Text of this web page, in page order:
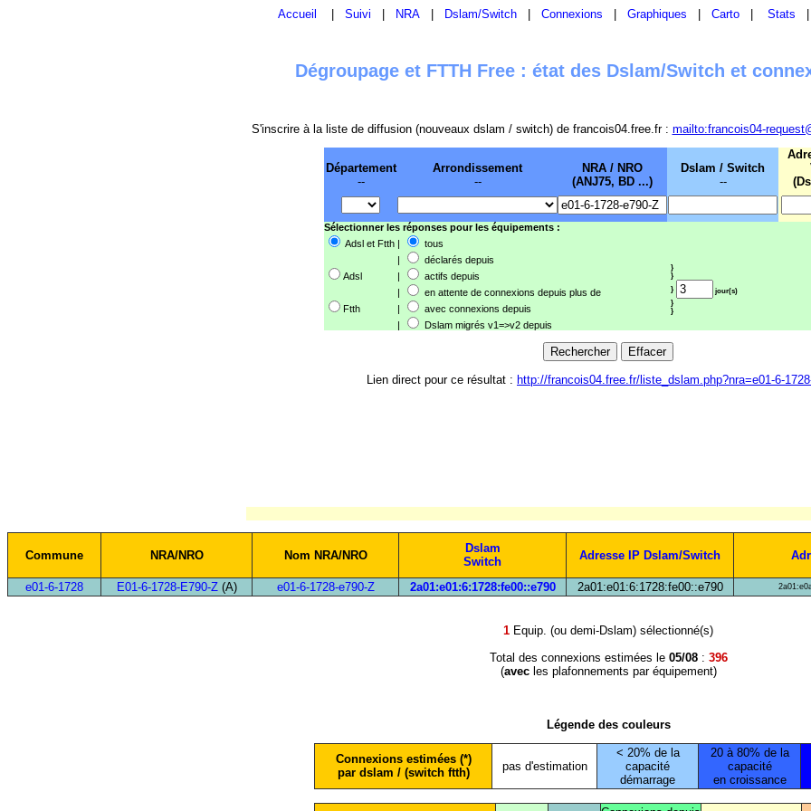
Accueil Suivi NRA Dslam/Switch Connexions Graphiques Carto Stats
Dégroupage et FTTH Free : état des Dslam/Switch et
S'inscrire à la liste de diffusion (nouveaux dslam / switch) de francois04.free.fr : mailto:francois04-
Département
--
Arrondissement
--
NRA / NRO
(ANJ75, BD ...)
Dslam / Switch
--
Sélectionner les réponses pour les équipements :
Adsl et Ftth |
tous
|
déclarés depuis
}
}
}
jour(s)
}
}
Adsl |
actifs depuis
|
en attente de connexions depuis plus de
Ftth
|
avec connexions depuis
|
Dslam migrés v1=>v2 depuis
Lien direct pour ce résultat : http://francois04.free.fr/liste_dslam.php?nra=e01-6-
Commune NRA/NRO Nom NRA/NRO
Dslam
Switch
Adresse IP Dslam/Switch
e01-6-1728
E01-6-1728-E790-Z(A) e01-6-1728-e790-Z 2a01:e01:6:1728:fe00::e790 2a01:e01:6:1728:fe00::e790
1 Equip. (ou demi-Dslam) sélectionné(s)
Total des connexions estimées le 05/08: 396
(avecles plafonnements par équipement)
Légende des couleurs
Connexions estimées (*)
par dslam / (switch ftth)
pas d'estimation
< 20% de la
capacité
démarrage
20 à 80% de la
capacité
en croissance